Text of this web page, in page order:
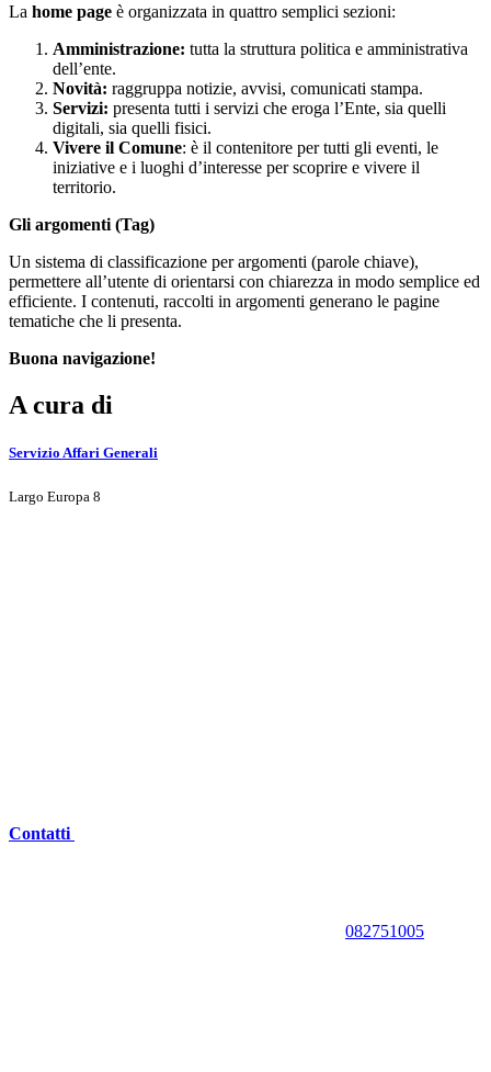
La home page è organizzata in quattro semplici sezioni:
Amministrazione: tutta la struttura politica e amministrativa
dell’ente.
Novità: raggruppa notizie, avvisi, comunicati stampa.
Servizi: presenta tutti i servizi che eroga l’Ente, sia quelli
digitali, sia quelli fisici.
Vivere il Comune: è il contenitore per tutti gli eventi, le
iniziative e i luoghi d’interesse per scoprire e vivere il
territorio.
Gli argomenti (Tag)
Un sistema di classificazione per argomenti (parole chiave),
permettere all’utente di orientarsi con chiarezza in modo semplice ed
efficiente. I contenuti, raccolti in argomenti generano le pagine
tematiche che li presenta.
Buona navigazione!
A cura di
Servizio Affari Generali
Largo Europa 8
Contatti
082751005